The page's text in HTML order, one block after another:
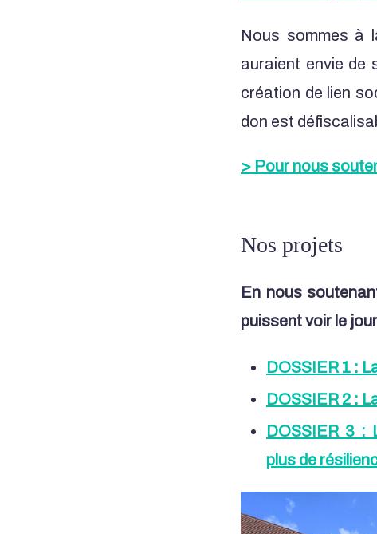
Nous sommes à
auraient envie de
création de lien
don est
> Pour nous
Nos projets
En nous
puissent voir le
DOSSIER 1 :
DOSSIER 2 :
DOSSIER 3 :
plus de